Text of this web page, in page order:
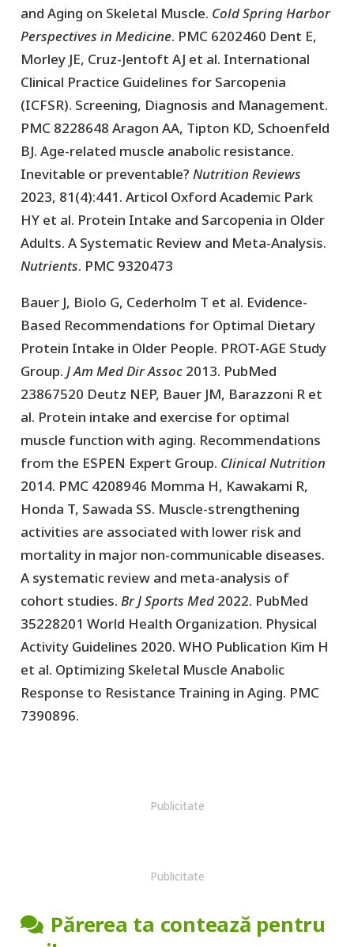
and Aging on Skeletal Muscle. Cold Spring Harbor
Perspectives in Medicine. PMC 6202460 Dent E,
Morley JE, Cruz-Jentoft AJ et al. International
Clinical Practice Guidelines for Sarcopenia
(ICFSR). Screening, Diagnosis and Management.
PMC 8228648 Aragon AA, Tipton KD, Schoenfeld
BJ. Age-related muscle anabolic resistance.
Inevitable or preventable? Nutrition Reviews
2023, 81(4):441. Articol Oxford Academic Park
HY et al. Protein Intake and Sarcopenia in Older
Adults. A Systematic Review and Meta-Analysis.
Nutrients. PMC 9320473
Bauer J, Biolo G, Cederholm T et al. Evidence-
Based Recommendations for Optimal Dietary
Protein Intake in Older People. PROT-AGE Study
Group. J Am Med Dir Assoc 2013. PubMed
23867520 Deutz NEP, Bauer JM, Barazzoni R et
al. Protein intake and exercise for optimal
muscle function with aging. Recommendations
from the ESPEN Expert Group. Clinical Nutrition
2014. PMC 4208946 Momma H, Kawakami R,
Honda T, Sawada SS. Muscle-strengthening
activities are associated with lower risk and
mortality in major non-communicable diseases.
A systematic review and meta-analysis of
cohort studies. Br J Sports Med2022. PubMed
35228201 World Health Organization. Physical
Activity Guidelines 2020. WHO Publication Kim H
et al. Optimizing Skeletal Muscle Anabolic
Response to Resistance Training in Aging. PMC
7390896.
Publicitate
Publicitate
Părerea ta contează pentru